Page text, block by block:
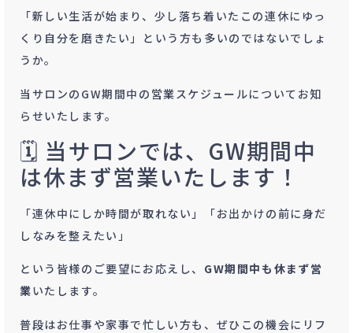
「新しい生活が始まり、少し落ち着いたこの連休にゆっ
くり自分を磨きたい」という方も多いのではないでしょ
うか。
当サロンのGW期間中の営業スケジュールについてお知
らせいたします。
🗓 当サロンでは、GW期間中
は休まず営業いたします！
「連休中にしか時間が取れない」「お出かけの前に身だ
しなみを整えたい」
という皆様のご要望にお応えし、 GW期間中も休まず営
業いたします。
普段はお仕事や家事で忙しい方も、ぜひこの機会にリフ